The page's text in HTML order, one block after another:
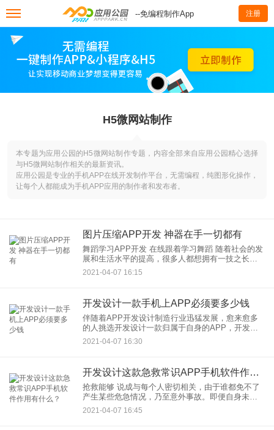
--免编程制作App 注册
H5微网站制作
本专题为应用公园的H5微网站制作专题，内容全部来自应用公园精心选择
与H5微网站制作相关的最新资讯。
应用公园是专业的手机APP在线开发制作平台，无需编程，纯图形化操作，
让每个人都能成为手机APP应用的制作者和发布者。
图片压缩APP开发 神器在手一切都有
舞蹈学习APP开发 在线跟着学习舞蹈 随着社会的发
展和生活水平的提高，很多人都想拥有一技之长，
舞蹈不仅可以培养一个人的气质，还能在塑造优美
的体态，成为很多人技能学习的优选，但是自学舞
2021-04-07 16:15
开发设计一款手机上APP必须要多少钱
伴随着APP开发设计制造行业迅猛发展，愈来愈多
的人挑选开发设计一款归属于自身的APP，开发设
计一款手机上APP必须要多少钱？怎样减少APP开
发设计的花费？开发设计APP的步骤是如何的？因
2021-04-07 16:30
开发设计这款急救常识APP手机软件作用有什么？
抢救能够 说成与每个人密切相关，由于谁都免不了
产生某些危急情况，乃至意外事故。即便自身未遭
受病苦损害，在日常生活中有时候也会碰到焦虑不
安突发性的场景，必须抬起支援的手。人们了解十
2021-04-07 16:45